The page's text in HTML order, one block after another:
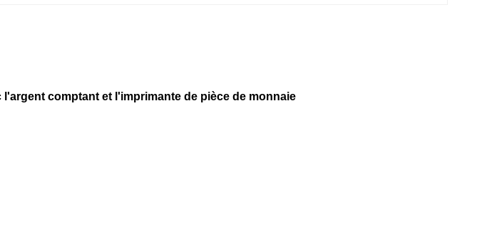
comptant et l'imprimante de pièce de monnaie